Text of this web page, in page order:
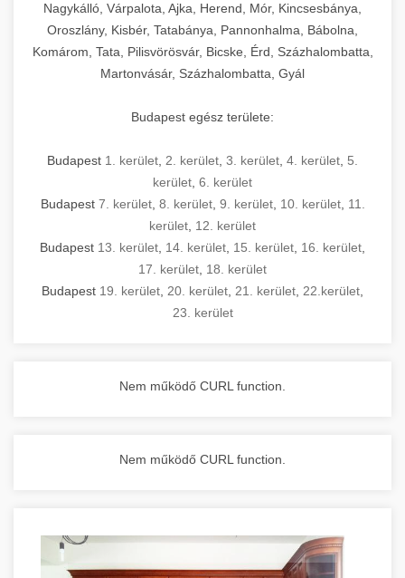
Nagykálló, Várpalota, Ajka, Herend, Mór, Kincsesbánya,
Oroszlány, Kisbér, Tatabánya, Pannonhalma, Bábolna,
Komárom, Tata, Pilisvörösvár, Bicske, Érd, Százhalombatta,
Martonvásár, Százhalombatta, Gyál
Budapest egész területe:
Budapest 1. kerület 2. kerület 3. kerület 4. kerület 5.
kerület 6. kerület
Budapest 7. kerület, 8. kerület, 9. kerület, 10. kerület, 11.
kerület 12. kerület
Budapest 13. kerület 14. kerület 15. kerület 16. kerület
17. kerület 18. kerület
Budapest 19. kerület 20. kerület 21. kerület 22.kerület
23. kerület
Nem működő CURL function.
Nem működő CURL function.